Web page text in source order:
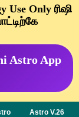
Use Only ரிஷி
Astro App
Astro V.26